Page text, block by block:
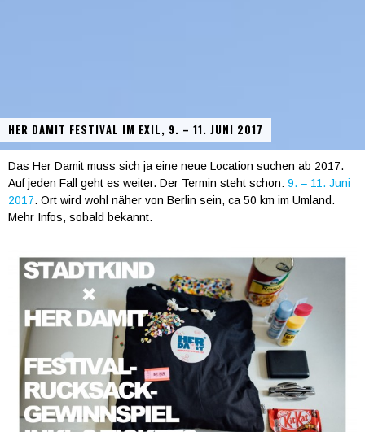
HER DAMIT FESTIVAL IM EXIL, 9. – 11. JUNI 2017
Das Her Damit muss sich ja eine neue Location suchen ab 2017.
Auf jeden Fall geht es weiter. Der Termin steht schon: 9. – 11. Juni
2017. Ort wird wohl näher von Berlin sein, ca 50 km im Umland.
Mehr Infos, sobald bekannt.